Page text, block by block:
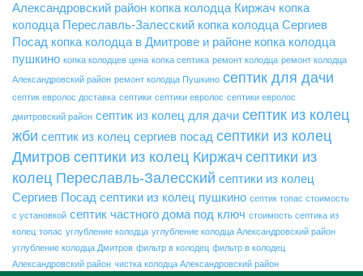
Александровский район копка колодца Киржач копка
колодца Переславль-Залесский копка колодца Сергиев
Посад копка колодца в Дмитрове и районе копка колодца
пушкино копка колодцев цена копка септика ремонт колодца ремонт колодца
Александровский район ремонт колодца Пушкино септик для дачи
септик евролос доставка септики септики евролос септики евролос
дмитровский район септик из колец для дачи септик из колец
жби септик из колец сергиев посад септики из колец
Дмитров септики из колец Киржач септики из
колец Переславль-Залесский септики из колец
Сергиев Посад септики из колец пушкино септик топас стоимость
с установкой септик частного дома под ключ стоимость септика из
колец топас углубление колодца углубление колодца Александровский район
углубление колодца Дмитров фильтр в колодец фильтр в колодец
Александровский район чистка колодца Александровский район